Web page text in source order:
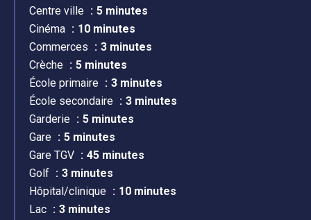
Centre ville
5 minutes
Cinéma
10 minutes
Commerces
3 minutes
Crèche
5 minutes
École primaire
3 minutes
École secondaire
3 minutes
Garderie
5 minutes
Gare
5 minutes
Gare TGV
45 minutes
Golf
3 minutes
Hôpital/clinique
10 minutes
Lac
3 minutes